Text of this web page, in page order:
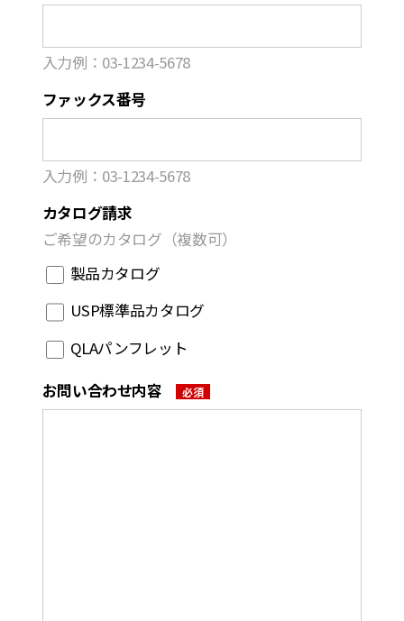
⼊⼒例：03-1234-5678
ファックス番号
⼊⼒例：03-1234-5678
カタログ請求
ご希望のカタログ（複数可）
製品カタログ
USP標準品カタログ
QLAパンフレット
お問い合わせ内容